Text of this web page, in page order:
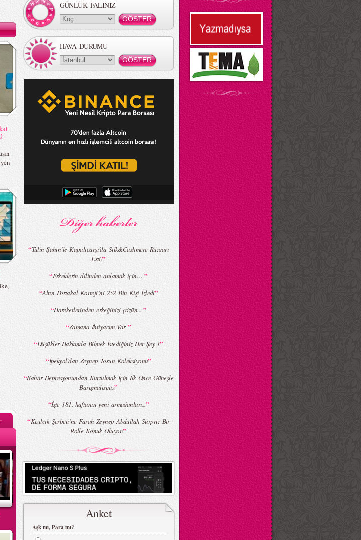
GÜNLÜK FALINIZ
HAVA DURUMU
“Tülin Şahin’le Kapalıçarşı’da Silk&Cashmere Rüzgarı
Esti!”
“Erkeklerin dilinden anlamak için…”
“Altın Portakal Korteji’ni 252 Bin Kişi İzledi”
“Hareketlerinden erkeğinizi çözün... ”
“Zamana İhtiyacım Var”
“Düşükler Hakkında Bilmek İstediğiniz Her Şey-1”
“İpekyol’dan Zeynep Tosun Koleksiyonu”
“Bahar Depresyonundan Kurtulmak İçin İlk Önce Güneşle
Barışmalısınız”
“İşte 181. haftanın yeni armağanları...”
“Kızılcık Şerbeti’ne Farah Zeynep Abdullah Sürpriz Bir
Rolle Konuk Oluyor!”
Anket
Aşk mı, Para mı?